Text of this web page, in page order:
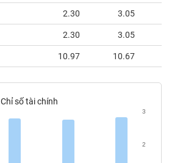
2.30 3.05
2.30 3.05
10.97 10.67
Chỉ số tài chính
2
3